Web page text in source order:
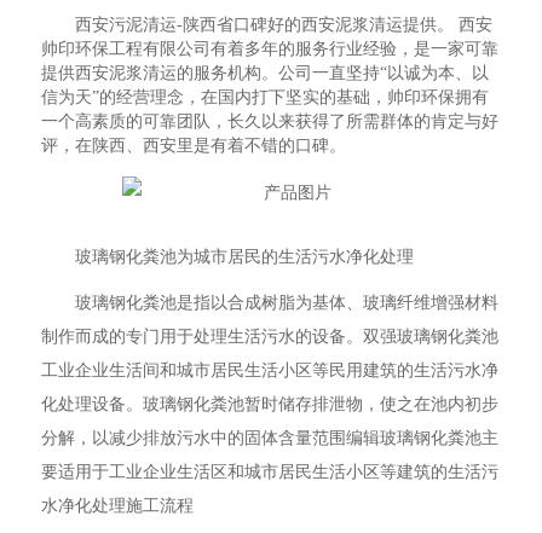
西安污泥清运-陕西省口碑好的西安泥浆清运提供。 西安
帅印环保工程有限公司有着多年的服务行业经验，是一家可靠
提供西安泥浆清运的服务机构。公司一直坚持“以诚为本、以
信为天”的经营理念，在国内打下坚实的基础，帅印环保拥有
一个高素质的可靠团队，长久以来获得了所需群体的肯定与好
评，在陕西、西安里是有着不错的口碑。
玻璃钢化粪池为城市居民的生活污水净化处理
玻璃钢化粪池是指以合成树脂为基体、玻璃纤维增强材料
制作而成的专门用于处理生活污水的设备。双强玻璃钢化粪池
工业企业生活间和城市居民生活小区等民用建筑的生活污水净
化处理设备。玻璃钢化粪池暂时储存排泄物，使之在池内初步
分解，以减少排放污水中的固体含量范围编辑玻璃钢化粪池主
要适用于工业企业生活区和城市居民生活小区等建筑的生活污
水净化处理施工流程